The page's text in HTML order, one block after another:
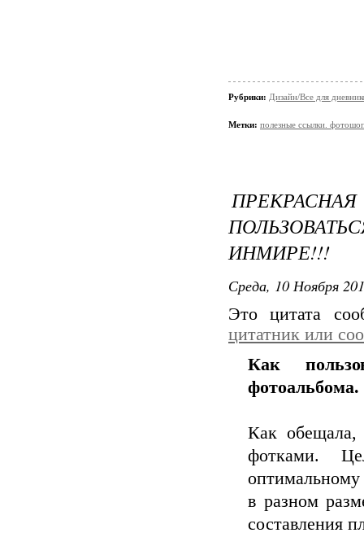
Рубрики: Дизайн/Все для
Метки: полезные ссылки.
ИНМИРЕ!!!
Среда, 10 Ноября
Это цитата
цитатник или
Как
фотоальбома.
Как обещала,
фотками.
в разном
составления